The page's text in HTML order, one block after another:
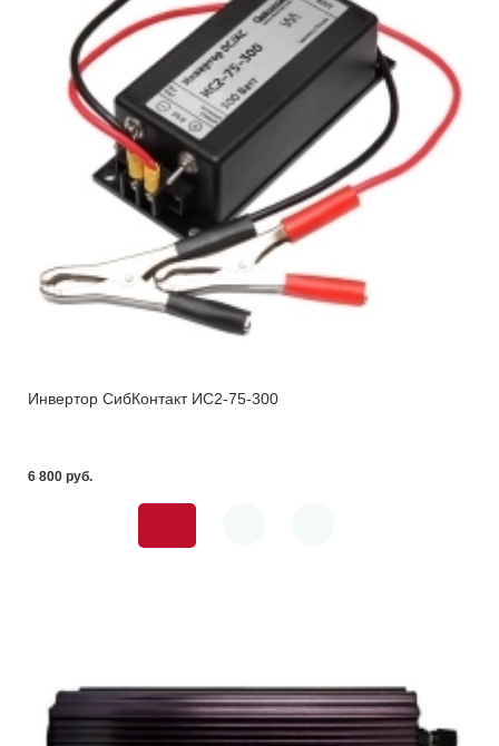
Инвертор СибКонтакт ИС2-75-300
6 800 pуб.